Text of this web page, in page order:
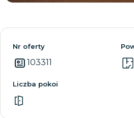
Nr oferty
103311
Liczba pokoi